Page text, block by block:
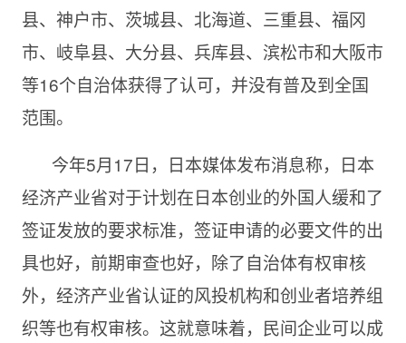
县、神户市、茨城县、北海道、三重县、福冈
市、岐阜县、大分县、兵库县、滨松市和大阪市
等16个自治体获得了认可，并没有普及到全国
范围。
今年5月17日，日本媒体发布消息称，日本
经济产业省对于计划在日本创业的外国人缓和了
签证发放的要求标准，签证申请的必要文件的出
具也好，前期审查也好，除了自治体有权审核
外，经济产业省认证的风投机构和创业者培养组
织等也有权审核。这就意味着，民间企业可以成